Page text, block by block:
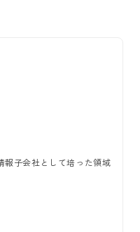
報子会社として培った領域